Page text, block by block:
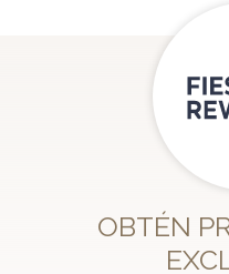
OBTÉN